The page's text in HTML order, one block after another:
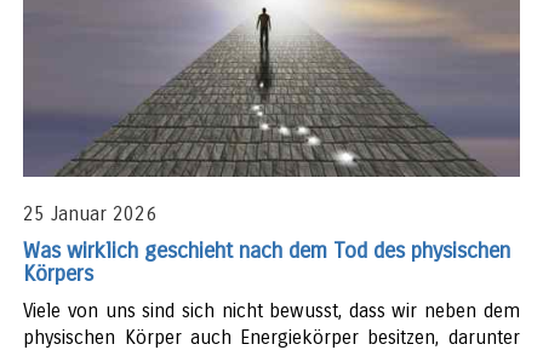
25 Januar 2026
Was wirklich geschieht nach dem Tod des physischen
Körpers
Viele von uns sind sich nicht bewusst, dass wir neben dem
physischen Körper auch Energiekörper besitzen, darunter